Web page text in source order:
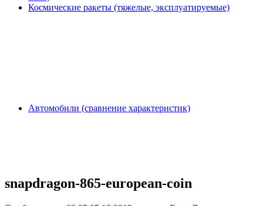
Космические ракеты (тяжелые, эксплуатируемые)
Автомобили (сравнение характеристик)
snapdragon-865-european-coin